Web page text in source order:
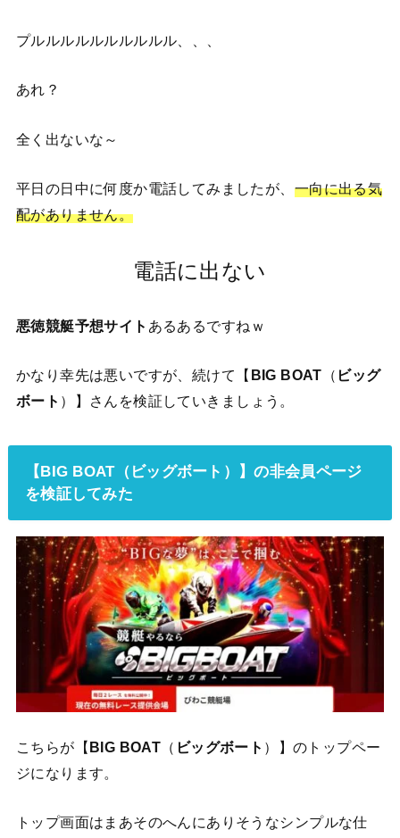
プルルルルルルルルルル、、、
あれ？
全く出ないな～
平日の日中に何度か電話してみましたが、 一向に出る気
配がありません。
電話に出ない
悪徳競艇予想サイト あるあるですねｗ
かなり幸先は悪いですが、続けて【 BIG BOAT （ ビッグ
ボート ）】さんを検証していきましょう。
【BIG BOAT（ビッグボート）】の非会員ページ
を検証してみた
こちらが【BIG BOAT （ ビッグボート ）】のトップペー
ジになります。
トップ画面はまあそのへんにありそうなシンプルな仕